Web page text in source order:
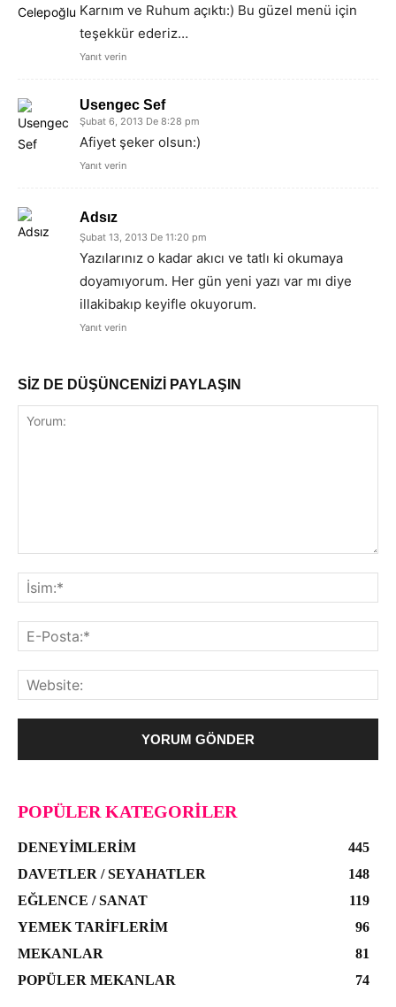
Karnım ve Ruhum açıktı:) Bu güzel menü için
teşekkür ederiz…
Yanıt verin
Usengec Sef
Şubat 6, 2013 De 8:28 pm
Afiyet şeker olsun:)
Yanıt verin
Adsız
Şubat 13, 2013 De 11:20 pm
Yazılarınız o kadar akıcı ve tatlı ki okumaya
doyamıyorum. Her gün yeni yazı var mı diye
illakibakıp keyifle okuyorum.
Yanıt verin
SİZ DE DÜŞÜNCENİZİ PAYLAŞIN
POPÜLER KATEGORILER
DENEYIMLERIM
445
DAVETLER / SEYAHATLER
148
EĞLENCE / SANAT
119
YEMEK TARIFLERIM
96
MEKANLAR
81
POPÜLER MEKANLAR
74